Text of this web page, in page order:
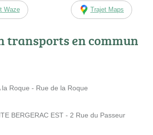
Waze Trajet Maps
transports en commun
Roque - Rue de la Roque
BERGERAC EST - 2 Rue du Passeur